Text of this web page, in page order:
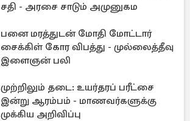
சதி - அரசை சாடும் அமுனுகம
பனை மரத்துடன் மோதி மோட்டார்
சைக்கிள் கோர விபத்து - முல்லைத்தீவு
இளைஞன் பலி
முற்றிலும் தடை: உயர்தரப் பரீட்சை
இன்று ஆரம்பம் - மாணவர்களுக்கு
முக்கிய அறிவிப்பு